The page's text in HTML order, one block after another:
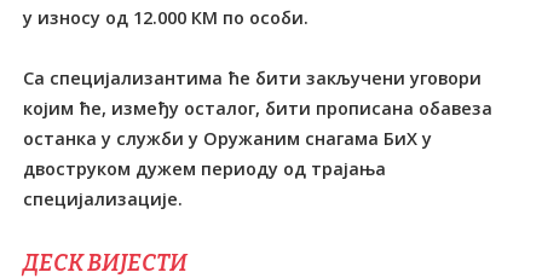
у износу од 12.000 КМ по особи.
Са специјализантима ће бити закључени уговори
којим ће, између осталог, бити прописана обавеза
останка у служби у Оружаним снагама БиХ у
двоструком дужем периоду од трајања
специјализације.
ДЕСК ВИЈЕСТИ